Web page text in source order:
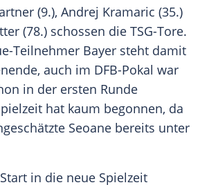
(9.), Andrej Kramaric (35.)
(78.) schossen die TSG-Tore.
Teilnehmer Bayer steht damit
auch im DFB-Pokal war
in der ersten Runde
hat kaum begonnen, da
Seoane bereits unter
in die neue Spielzeit